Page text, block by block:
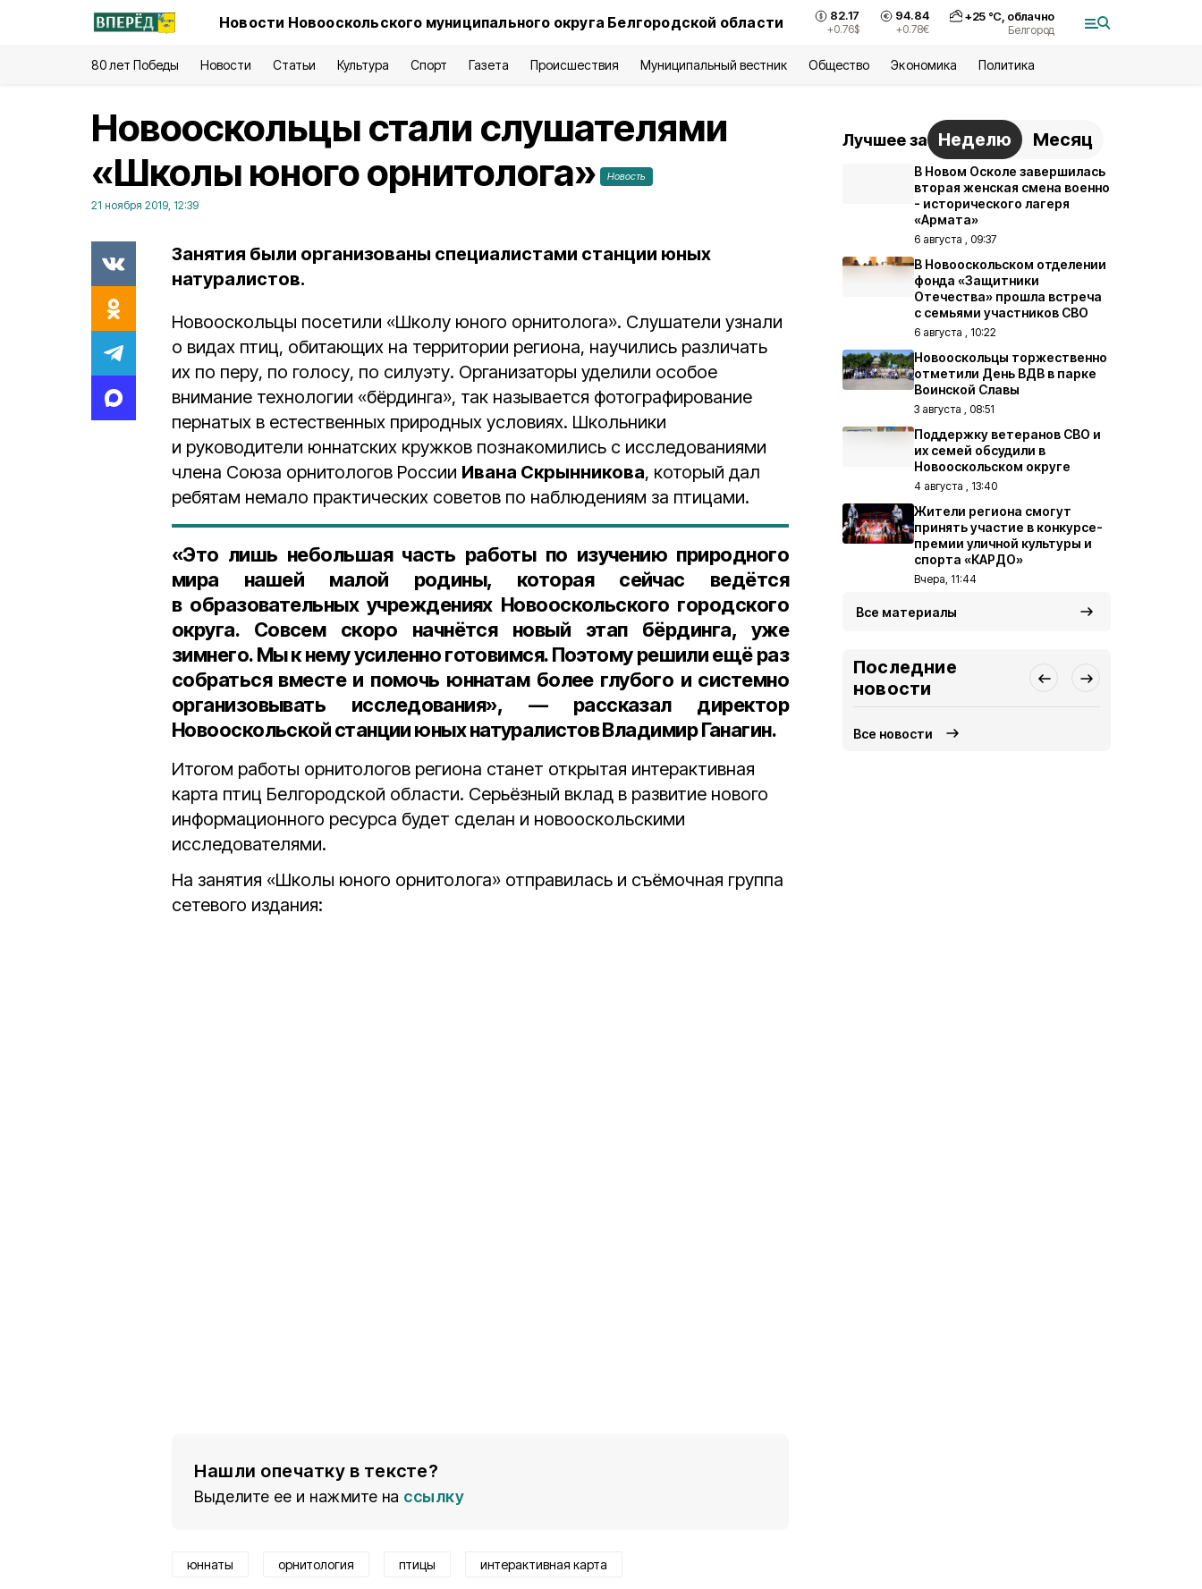
Новости Новооскольского муниципального округа Белгородской области 82.17
+0.76$
94.84
+0.78€
+25°С, облачно
Белгород
80 лет Победы Новости Статьи Культура Спорт Газета Происшествия Муниципальный вестник Общество Экономика Политика
Новооскольцы стали слушателями
«Школы юного орнитолога»
Новость
21 ноября 2019, 12:39
Занятия были организованы специалистами станции юных
натуралистов.
Новооскольцы посетили «Школу юного орнитолога». Слушатели узнали
о видах птиц, обитающих на территории региона, научились различать
их по перу, по голосу, по силуэту. Организаторы уделили особое
внимание технологии «бёрдинга», так называется фотографирование
пернатых в естественных природных условиях. Школьники
и руководители юннатских кружков познакомились с исследованиями
члена Союза орнитологов России Ивана Скрынникова, который дал
ребятам немало практических советов по наблюдениям за птицами.
«Это лишь небольшая часть работы по изучению природного
мира нашей малой родины, которая сейчас ведётся
в образовательных учреждениях Новооскольского городского
округа. Совсем скоро начнётся новый этап бёрдинга, уже
зимнего. Мы к нему усиленно готовимся. Поэтому решили ещё раз
собраться вместе и помочь юннатам более глубого и системно
организовывать исследования», — рассказал директор
Новооскольской станции юных натуралистов Владимир Ганагин.
Итогом работы орнитологов региона станет открытая интерактивная
карта птиц Белгородской области. Серьёзный вклад в развитие нового
информационного ресурса будет сделан и новооскольскими
исследователями.
На занятия «Школы юного орнитолога» отправилась и съёмочная группа
сетевого издания:
Нашли опечатку в тексте?
Выделите ее и нажмите на ссылку
юннаты орнитология птицы интерактивная карта
Лучшее за Неделю Месяц
В Новом Осколе завершилась
вторая женская смена военно
- исторического лагеря
«Армата»
6 августа , 09:37
В Новооскольском отделении
фонда «Защитники
Отечества» прошла встреча
с семьями участников СВО
6 августа , 10:22
Новооскольцы торжественно
отметили День ВДВ в парке
Воинской Славы
3 августа , 08:51
Поддержку ветеранов СВО и
их семей обсудили в
Новооскольском округе
4 августа , 13:40
Жители региона смогут
принять участие в конкурсе-
премии уличной культуры и
спорта «КАРДО»
Вчера, 11:44
Все материалы
Последние
новости
Все новости